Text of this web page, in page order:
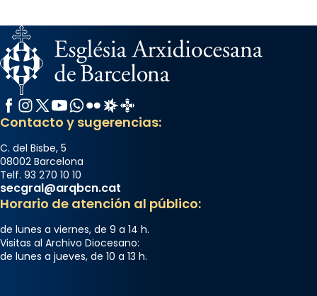
Facebook
Instagram
X / Twitter
YouTube
WhatsApp
FlickrRadio Estel
Catalunya Cristiana
Contacto y sugerencias:
C. del Bisbe, 5
08002 Barcelona
Telf. 93 270 10 10
secgral@arqbcn.cat
Horario de atención al público:
de lunes a viernes, de 9 a 14 h.
Visitas al Archivo Diocesano:
de lunes a jueves, de 10 a 13 h.